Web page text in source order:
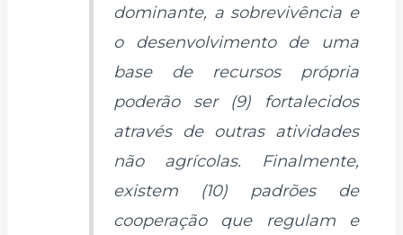
dominante, a sobrevivência e
o desenvolvimento de uma
base de recursos própria
poderão ser (9) fortalecidos
através de outras atividades
não agrícolas. Finalmente,
existem (10) padrões de
cooperação que regulam e